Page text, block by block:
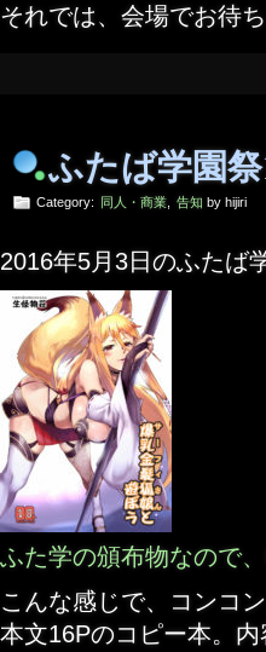
それでは、会場でお待ち
ふたば学園
Category: 同人・商業 告知 by hijiri
2016年5月3日のふたば
ふた学の頒布物なので
こんな感じで、コンコ
本文16Pのコピー本。